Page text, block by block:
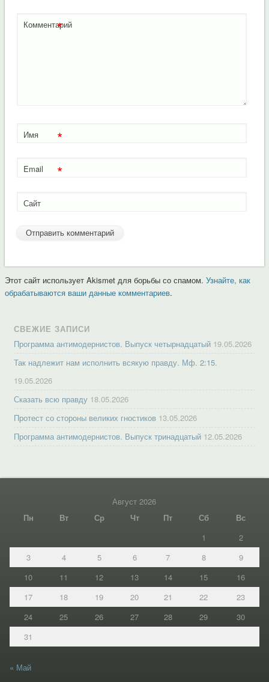
Комментарий
*
Имя *
Email *
Сайт
Этот сайт использует Akismet для борьбы со спамом. Узнайте, как
обрабатываются ваши данные комментариев.
СВЕЖИЕ ЗАПИСИ
Программа антимодернистов. Выпуск четырнадцатый 19.05.2026
Так надлежит нам исполнить всякую правду. Мф. 2:15.
19.05.2026
Сказать всю правду 18.05.2026
Протест со стороны великих гностиков 13.05.2026
Программа антимодернистов. Выпуск тринадцатый 12.05.2026
Август 2026
Пн
Вт Ср Чт Пт Сб
Вс
1
2
3
4 5 6 7 8
9
10
11 12 13 14 15
16
17
18 19 20 21 22
23
24
25 26 27 28 29
30
31
« Май